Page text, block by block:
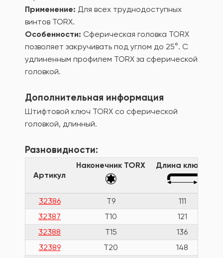
Применение: Для всех труднодоступных
винтов TORX.
Особенности: Сферическая головка TORX
позволяет закручивать под углом до 25°. С
удлиненным профилем TORX за сферической
головкой.
Дополнительная информация
Штифтовой ключ TORX со сферической
головкой, длинный.
Разновидности:
Артикул
Наконечник TORX Длина ключа
32386 T9
111
32387
T10
121
32388
T15
136
32389
T20 148